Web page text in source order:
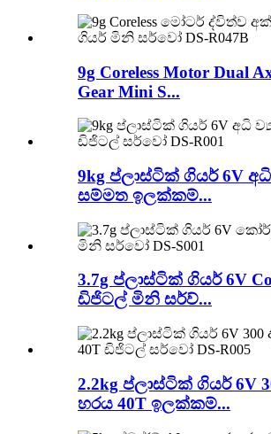
9g Coreless Motor Dual
Gear Mini S...
9kg ප්ලාස්ටික් ගියර් 6V
සම්මත ඉලක්කම්...
3.7g ප්ලාස්ටික් ගියර් 6V
ඩිජිටල් මිනි සර්ව්...
2.2kg ප්ලාස්ටික් ගියර් 6V
හරය 40T ඉලක්කම්...